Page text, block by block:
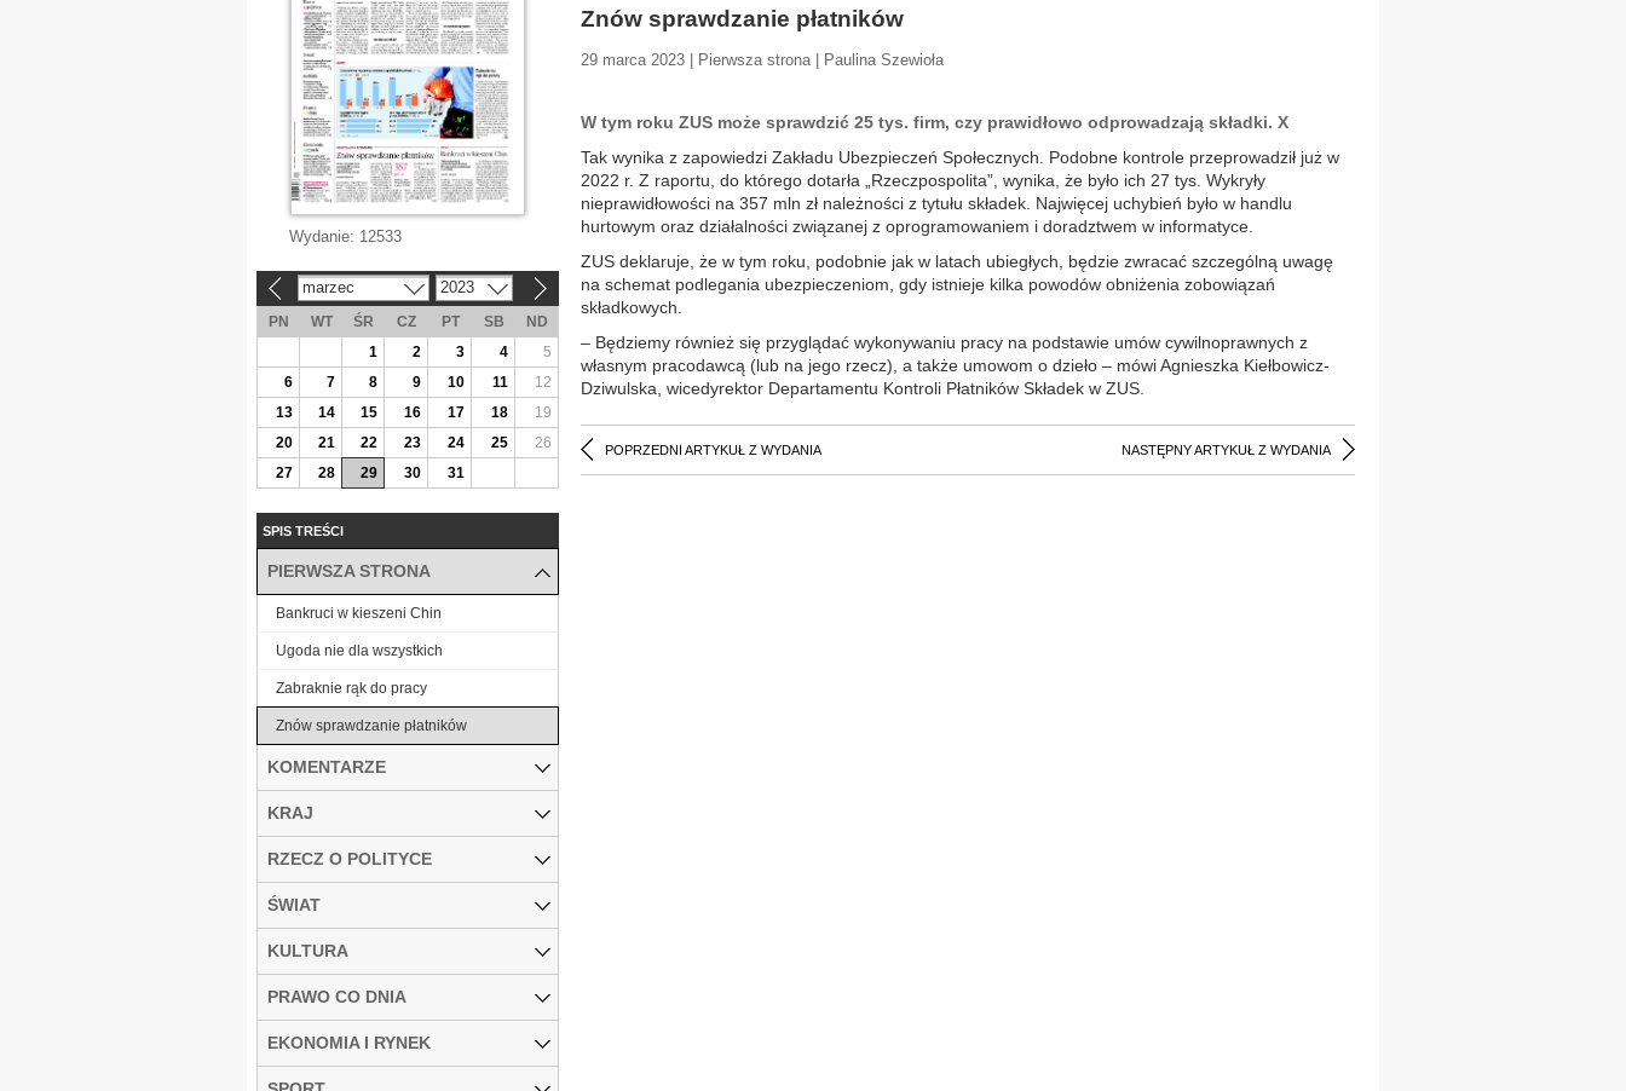
Znów sprawdzanie płatników
29 marca 2023 | Pierwsza strona | Paulina Szewioła
W tym roku ZUS może sprawdzić 25 tys. firm, czy prawidłowo odprowadzają składki. X
Tak wynika z zapowiedzi Zakładu Ubezpieczeń Społecznych. Podobne kontrole przeprowadził już w
2022 r. Z raportu, do którego dotarła „Rzeczpospolita”, wynika, że było ich 27 tys. Wykryły
nieprawidłowości na 357 mln zł należności z tytułu składek. Najwięcej uchybień było w handlu
hurtowym oraz działalności związanej z oprogramowaniem i doradztwem w informatyce.
ZUS deklaruje, że w tym roku, podobnie jak w latach ubiegłych, będzie zwracać szczególną uwagę
na schemat podlegania ubezpieczeniom, gdy istnieje kilka powodów obniżenia zobowiązań
składkowych.
– Będziemy również się przyglądać wykonywaniu pracy na podstawie umów cywilnoprawnych z
własnym pracodawcą (lub na jego rzecz), a także umowom o dzieło – mówi Agnieszka Kiełbowicz-
Dziwulska, wicedyrektor Departamentu Kontroli Płatników Składek w ZUS.
POPRZEDNI ARTYKUŁ Z WYDANIA NASTĘPNY ARTYKUŁ Z WYDANIA
Wydanie: 12533
marzec 2023
PN WT ŚR CZ PT SB
ND
1
2 3 4
5
6
7 8 9 10 11
12
13
14 15 16 17 18
19
20
21 22 23 24 25
26
27
28 29 30 31
SPIS TREŚCI
PIERWSZA STRONA
Bankruci w kieszeni Chin
Ugoda nie dla wszystkich
Zabraknie rąk do pracy
Znów sprawdzanie płatników
KOMENTARZE
KRAJ
RZECZ O POLITYCE
ŚWIAT
KULTURA
PRAWO CO DNIA
EKONOMIA I RYNEK